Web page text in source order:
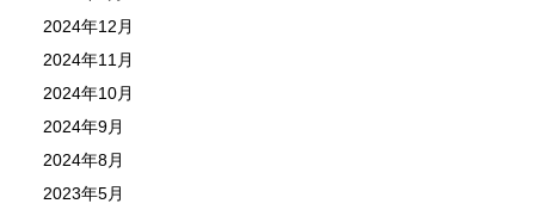
2024年12月
2024年11月
2024年10月
2024年9月
2024年8月
2023年5月